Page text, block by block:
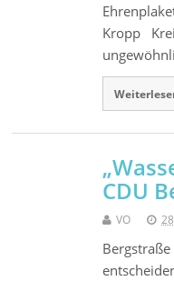
Kropp
CDU
VO
Bergstraße